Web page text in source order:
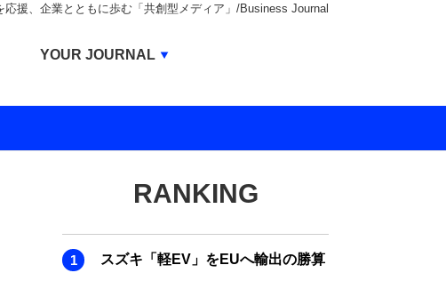
援、企業とともに歩む「共創型メディア」/Business Journal
RANKING
スズキ「軽EV」をEUへ輸出の勝算
YOUR JOURNAL
BUSINESS JOURNAL
IVS JOURNAL
ENERGY MANAGEMENT JOURNAL
INBOUND JOURNAL